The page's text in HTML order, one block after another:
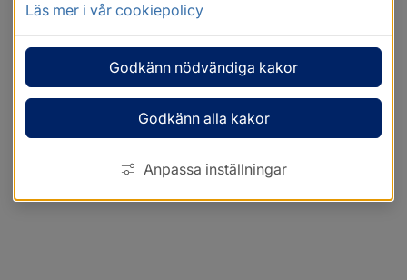
Läs mer i vår cookiepolicy
Godkänn nödvändiga kakor
Godkänn alla kakor
Anpassa inställningar